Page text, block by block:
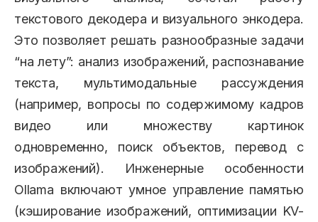
текстового декодера и визуального энкодера.
Это позволяет решать разнообразные задачи
“на лету”: анализ изображений, распознавание
текста, мультимодальные рассуждения
(например, вопросы по содержимому кадров
видео или множеству картинок
одновременно, поиск объектов, перевод с
изображений). Инженерные особенности
Ollama включают умное управление памятью
(кэширование изображений, оптимизации KV-